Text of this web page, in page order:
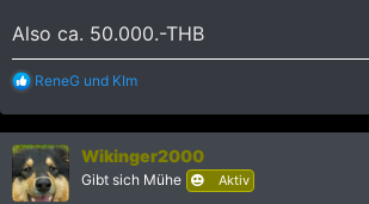
Also ca. 50.000.-THB
R
a
k
t
i
o
ReneG und KIm
Wikinger2000
Gibt sich Mühe Aktiv